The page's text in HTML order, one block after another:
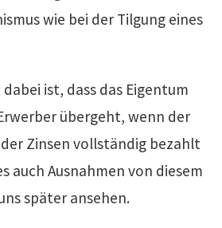
wie bei der Tilgung eines
ist, dass das Eigentum
übergeht, wenn der
Zinsen vollständig bezahlt
auch Ausnahmen von diesem
später ansehen.